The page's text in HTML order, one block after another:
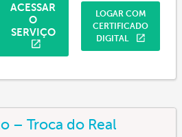
LOGAR COM
CERTIFICADO
DIGITAL
ACESSAR
O
SERVIÇO
– Troca do Real